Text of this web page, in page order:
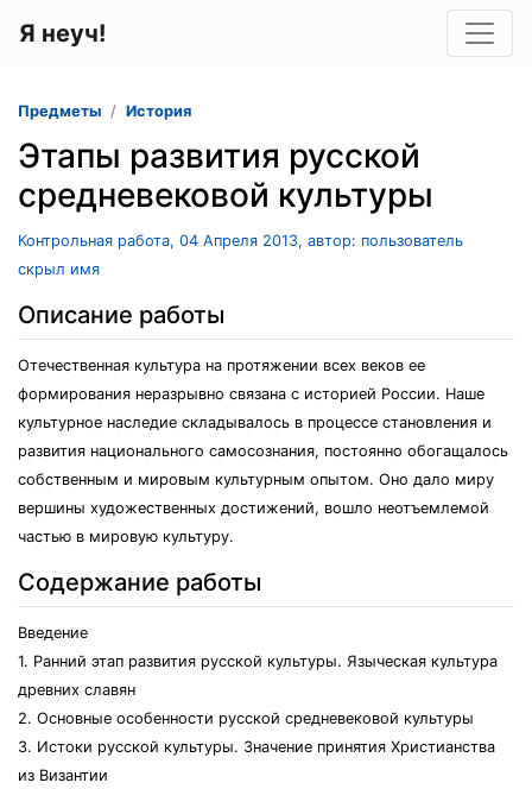
Я неуч!
Предметы История
Этапы развития русской
средневековой культуры
Контрольная работа, 04 Апреля 2013, автор: пользователь
скрыл имя
Описание работы
Отечественная культура на протяжении всех веков ее
формирования неразрывно связана с историей России. Наше
культурное наследие складывалось в процессе становления и
развития национального самосознания, постоянно обогащалось
собственным и мировым культурным опытом. Оно дало миру
вершины художественных достижений, вошло неотъемлемой
частью в мировую культуру.
Содержание работы
Введение
1. Ранний этап развития русской культуры. Языческая культура
древних славян
2. Основные особенности русской средневековой культуры
3. Истоки русской культуры. Значение принятия Христианства
из Византии